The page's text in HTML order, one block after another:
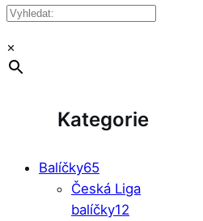
×
Kategorie
Balíčky65
Česká Liga
balíčky12